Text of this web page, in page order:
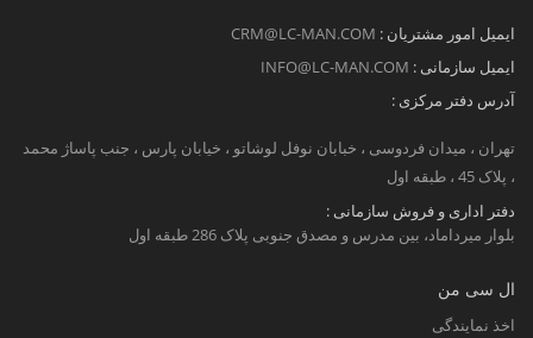
ایمیل امور مشتریان : CRM@LC-MAN.COM
ایمیل سازمانی : INFO@LC-MAN.COM
آدرس دفتر مرکزی :
تهران ، میدان فردوسی ، خبابان نوفل لوشاتو ، خیابان پارس ، جنب پاساژ محمد
، پلاک 45 ، طبقه اول
دفتر اداری و فروش سازمانی :
بلوار میرداماد، بین مدرس و مصدق جنوبی پلاک 286 طبقه اول
ال سی من
اخذ نمایندگی